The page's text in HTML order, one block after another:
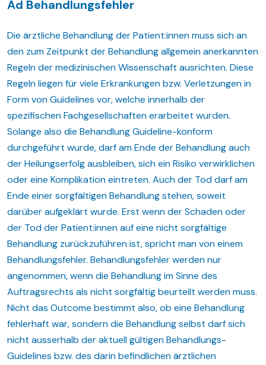
Ad Behandlungsfehler
Die ärztliche Behandlung der Patient:innen muss sich an
den zum Zeitpunkt der Behandlung allgemein anerkannten
Regeln der medizinischen Wissenschaft ausrichten. Diese
Regeln liegen für viele Erkrankungen bzw. Verletzungen in
Form von Guidelines vor, welche innerhalb der
spezifischen Fachgesellschaften erarbeitet wurden.
Solange also die Behandlung Guideline-konform
durchgeführt wurde, darf am Ende der Behandlung auch
der Heilungserfolg ausbleiben, sich ein Risiko verwirklichen
oder eine Komplikation eintreten. Auch der Tod darf am
Ende einer sorgfältigen Behandlung stehen, soweit
darüber aufgeklärt wurde. Erst wenn der Schaden oder
der Tod der Patient:innen auf eine nicht sorgfältige
Behandlung zurückzuführen ist, spricht man von einem
Behandlungsfehler. Behandlungsfehler werden nur
angenommen, wenn die Behandlung im Sinne des
Auftragsrechts als nicht sorgfältig beurteilt werden muss.
Nicht das Outcome bestimmt also, ob eine Behandlung
fehlerhaft war, sondern die Behandlung selbst darf sich
nicht ausserhalb der aktuell gültigen Behandlungs-
Guidelines bzw. des darin befindlichen ärztlichen